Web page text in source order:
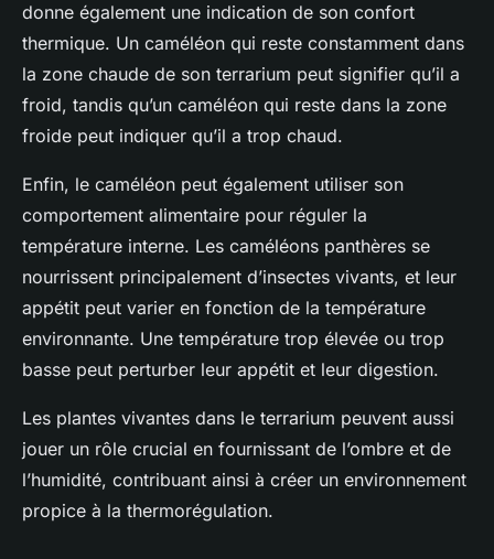
donne également une indication de son confort
thermique. Un caméléon qui reste constamment dans
la zone chaude de son terrarium peut signifier qu’il a
froid, tandis qu’un caméléon qui reste dans la zone
froide peut indiquer qu’il a trop chaud.
Enfin, le caméléon peut également utiliser son
comportement alimentaire pour réguler la
température interne. Les caméléons panthères se
nourrissent principalement d’insectes vivants, et leur
appétit peut varier en fonction de la température
environnante. Une température trop élevée ou trop
basse peut perturber leur appétit et leur digestion.
Les plantes vivantes dans le terrarium peuvent aussi
jouer un rôle crucial en fournissant de l’ombre et de
l’humidité, contribuant ainsi à créer un environnement
propice à la thermorégulation.